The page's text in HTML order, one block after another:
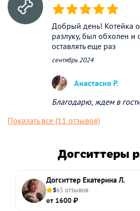
(*) (*) (*) (*) (*)
Добрый день! Котейка
разлуку, был обхолен и
оставлять еще раз
сентябрь 2024
Анастасия Р.
Благодарю, ждем в
Показать все (11 отзывов)
Догситтеры
Догситтер Екатерина Л.
565 отзывов
от 1600 ₽